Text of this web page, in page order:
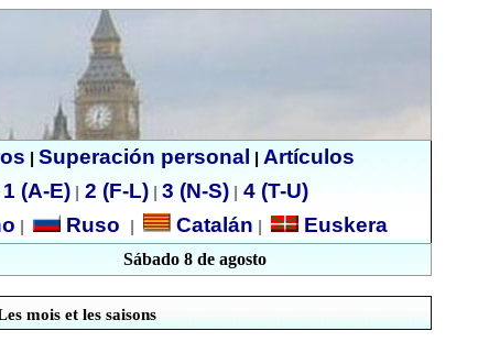
Superación personal
Artículos
(A-E) 2 (F-L) 3 (N-S)
4 (T-U)
Ruso Catalán Euskera
Sábado 8 de agosto
mois et les saisons